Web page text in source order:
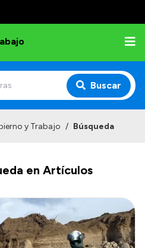
Buscar
y Trabajo / Búsqueda
en Artículos